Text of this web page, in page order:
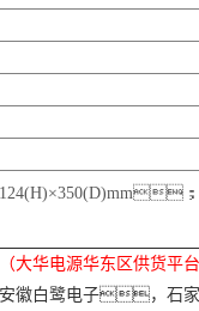
；
（大华电源华东区供货平台
安徽白鹭电子，石